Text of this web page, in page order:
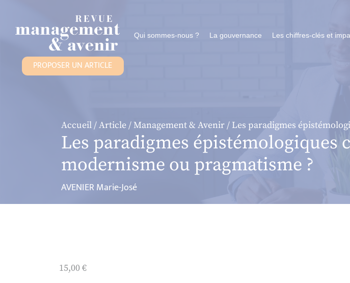
Qui sommes-nous ? La gouvernance Les chiffres-clés et
PROPOSER UN ARTICLE
Accueil/Article/Management & Avenir/ Les paradigmes
Les paradigmes épistémologiques
modernisme ou pragmatisme ?
AVENIER Marie-José
15,00€